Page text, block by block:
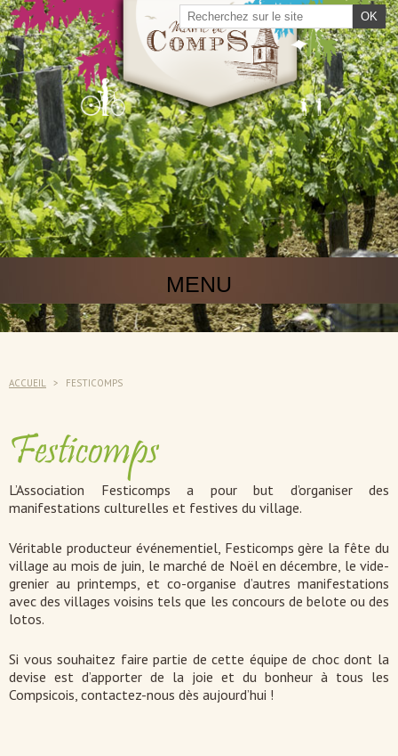
MENU
ACCUEIL > FESTICOMPS
Festicomps
L’Association Festicomps a pour but d’organiser des
manifestations culturelles et festives du village.
Véritable producteur événementiel, Festicomps gère la fête du
village au mois de juin, le marché de Noël en décembre, le vide-
grenier au printemps, et co-organise d’autres manifestations
avec des villages voisins tels que les concours de belote ou des
lotos.
Si vous souhaitez faire partie de cette équipe de choc dont la
devise est d’apporter de la joie et du bonheur à tous les
Compsicois, contactez-nous dès aujourd’hui !